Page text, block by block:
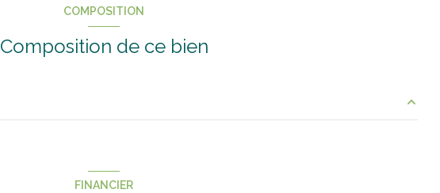
COMPOSITION
Composition de ce bien
FINANCIER